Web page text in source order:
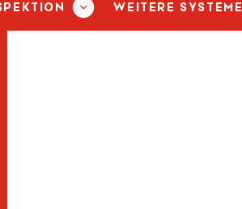
WEITERE SYSTEME